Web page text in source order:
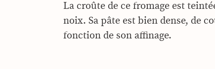
La croûte de ce fromage est
noix. Sa pâte est bien dense, de
fonction de son affinage.